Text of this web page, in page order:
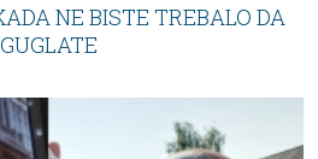
NE BISTE TREBALO DA
GUGLATE